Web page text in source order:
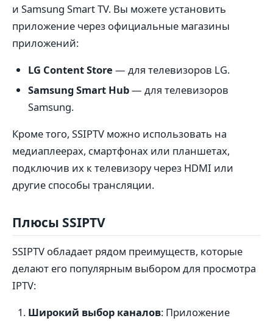
и Samsung Smart TV. Вы можете установить
приложение через официальные магазины
приложений:
LG Content Store — для телевизоров LG.
Samsung Smart Hub— для телевизоров
Samsung.
Кроме того, SSIPTV можно использовать на
медиаплеерах, смартфонах или планшетах,
подключив их к телевизору через HDMI или
другие способы трансляции.
Плюсы SSIPTV
SSIPTV обладает рядом преимуществ, которые
делают его популярным выбором для просмотра
IPTV:
Широкий выбор каналов: Приложение